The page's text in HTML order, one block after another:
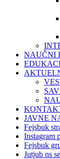
NAUČNI
JAVNE
Fejsbuk
Instagram
Fejsbuk
Jutjub ns